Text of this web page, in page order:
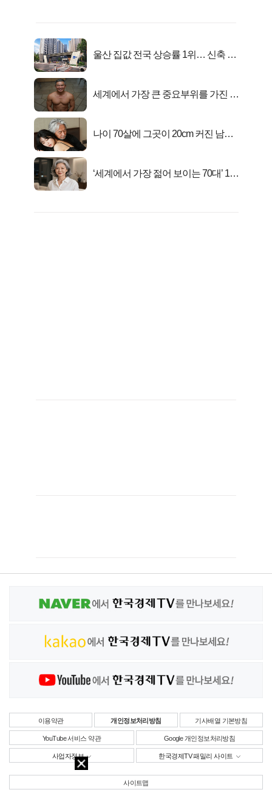
울산 집값 전국 상승률 1위… 신축 지
세계에서 가장 큰 중요부위를 가진 남
나이 70살에 그곳이 20cm 커진 남자..
‘세계에서 가장 젊어 보이는 70대’ 1위
이용약관 개인정보처리방침 기사배열 기본방침
YouTube 서비스 약관 Google 개인정보처리방침
사업자정보 한국경제TV 패밀리 사이트
사이트맵